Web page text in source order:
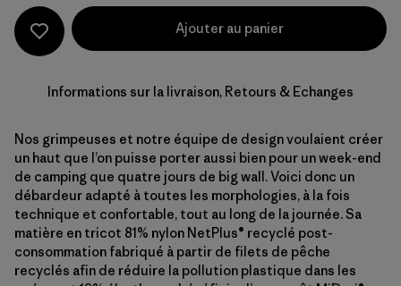
Ajouter au panier
Informations sur la livraison, Retours & Echanges
Nos grimpeuses et notre équipe de design voulaient créer
un haut que l’on puisse porter aussi bien pour un week-end
de camping que quatre jours de big wall. Voici donc un
débardeur adapté à toutes les morphologies, à la fois
technique et confortable, tout au long de la journée. Sa
matière en tricot 81% nylon NetPlus® recyclé post-
consommation fabriqué à partir de filets de pêche
recyclés afin de réduire la pollution plastique dans les